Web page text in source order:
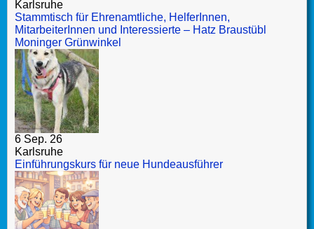
Karlsruhe
Stammtisch für Ehrenamtliche, HelferInnen,
MitarbeiterInnen und Interessierte – Hatz Braustübl
Moninger Grünwinkel
6 Sep. 26
Karlsruhe
Einführungskurs für neue Hundeausführer